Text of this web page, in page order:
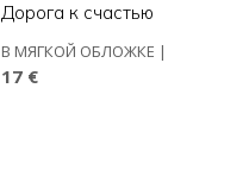
Дорога к счастью
В МЯГКОЙ ОБЛОЖКЕ |
17 €